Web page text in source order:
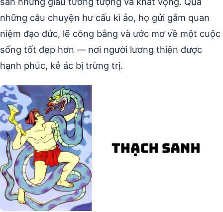
những câu chuyện hư cấu kì ảo, họ gửi gắm quan
niệm đạo đức, lẽ công bằng và ước mơ về một cuộc
sống tốt đẹp hơn — nơi người lương thiện được
hạnh phúc, kẻ ác bị trừng trị.